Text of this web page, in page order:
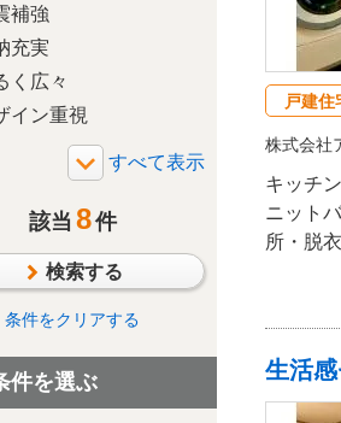
補強
充実
く広々
イン重視
・減築
・気密
光発電/太陽熱利用
クハウス対策
・雨漏り対策
対策
や嗜好を中心に
該当 8件
検索する
条件をクリアする
件を選ぶ
戸建住
株式会社
キッチ
ニット
所・脱
トイ
生活